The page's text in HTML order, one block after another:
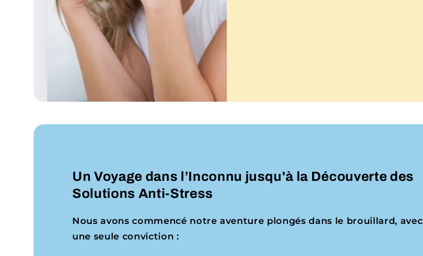
Un Voyage dans l’Inconnu jusqu'à la Découverte des
Solutions Anti-Stress
Nous avons commencé notre aventure plongés dans le brouillard, avec
une seule conviction :